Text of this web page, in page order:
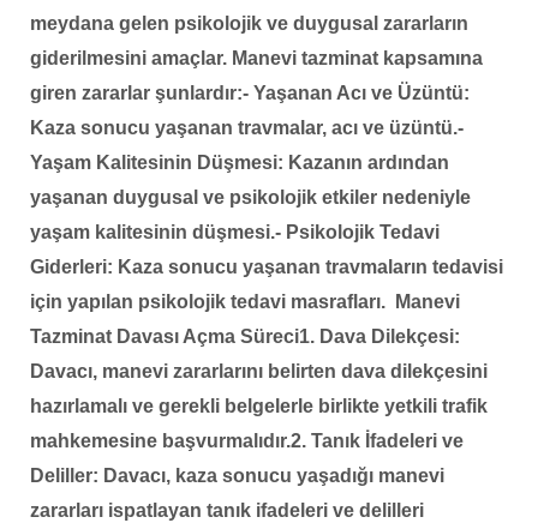
meydana gelen psikolojik ve duygusal zararların
giderilmesini amaçlar. Manevi tazminat kapsamına
giren zararlar şunlardır:- Yaşanan Acı ve Üzüntü:
Kaza sonucu yaşanan travmalar, acı ve üzüntü.-
Yaşam Kalitesinin Düşmesi: Kazanın ardından
yaşanan duygusal ve psikolojik etkiler nedeniyle
yaşam kalitesinin düşmesi.- Psikolojik Tedavi
Giderleri: Kaza sonucu yaşanan travmaların tedavisi
için yapılan psikolojik tedavi masrafları.
Manevi
Tazminat Davası Açma Süreci1. Dava Dilekçesi:
Davacı, manevi zararlarını belirten dava dilekçesini
hazırlamalı ve gerekli belgelerle birlikte yetkili trafik
mahkemesine başvurmalıdır.2. Tanık İfadeleri ve
Deliller: Davacı, kaza sonucu yaşadığı manevi
zararları ispatlayan tanık ifadeleri ve delilleri